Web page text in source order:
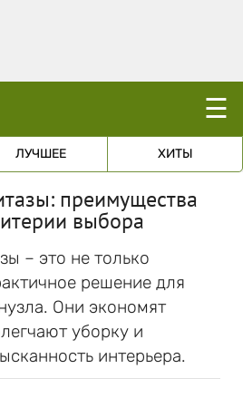
☰
ЛУЧШЕЕ ХИТЫ
преимущества
выбора
– это не только
решение для
Они экономят
уборку и
интерьера.